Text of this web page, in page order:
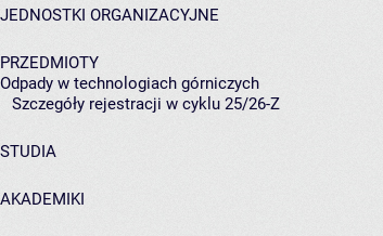
JEDNOSTKI ORGANIZACYJNE
PRZEDMIOTY
Odpady w technologiach górniczych
Szczegóły rejestracji w cyklu 25/26-Z
STUDIA
AKADEMIKI